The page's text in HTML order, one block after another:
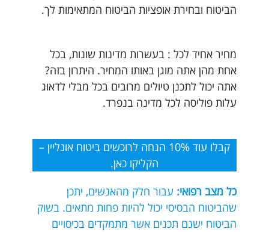
הביטוח ובחירת אופציות הביטוח המתאימות לך.
מחיר אחיד לכל : בעשרות מדינות שונות, בכל
אחת מהן אתה מוגן באותו המחיר. היתרון בזה?
אתה יכול לתכנן טיולים מרובים בכל מבלי לדאוג
עלות פוליסה לכל מדינה בנפרד.
קבלו עוד 10% הנחה לרוכשים ביטוח אונליין –
הקליקו כאן.
כל מצב רפואי: עבור חלק מהאנשים, יתכן
שהביטוח הבסיסי יכול להיות פחות מתאים. בשוק
הביטוח ישנם תכנים אשר מתמקדים בכיסויים